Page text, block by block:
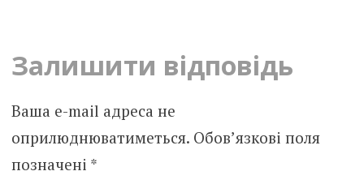
Залишити відповідь
Ваша e-mail адреса не
оприлюднюватиметься. Обов’язкові поля
позначені *